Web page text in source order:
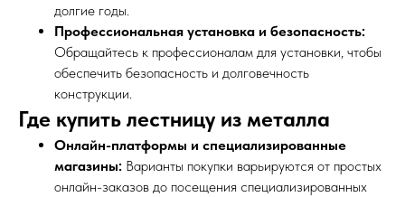
долгие годы.
Профессиональная установка и безопасность:
Обращайтесь к профессионалам для установки, чтобы
обеспечить безопасность и долговечность
конструкции.
Где купить лестницу из металла
Онлайн-платформы и специализированные
магазины: Варианты покупки варьируются от простых
онлайн-заказов до посещения специализированных